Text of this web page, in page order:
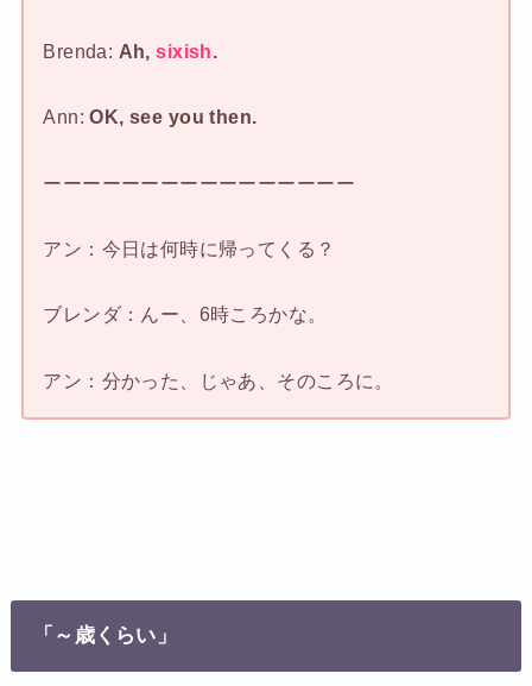
Brenda: Ah,sixish.
Ann:OK, see you then.
ーーーーーーーーーーーーーーーー
アン：今日は何時に帰ってくる？
ブレンダ：んー、6時ころかな。
アン：分かった、じゃあ、そのころに。
「～歳くらい」